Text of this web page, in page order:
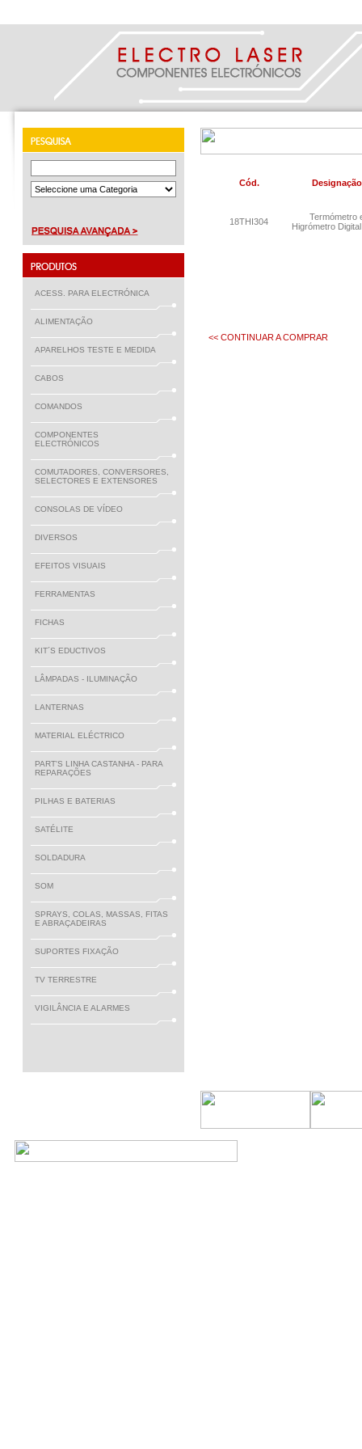
ACESS. PARA ELECTRÓNICA
ALIMENTAÇÃO
APARELHOS TESTE E MEDIDA
CABOS
COMANDOS
COMPONENTES
ELECTRÓNICOS
COMUTADORES, CONVERSORES,
SELECTORES E EXTENSORES
CONSOLAS DE VÍDEO
DIVERSOS
EFEITOS VISUAIS
FERRAMENTAS
FICHAS
KIT´S EDUCTIVOS
LÂMPADAS - ILUMINAÇÃO
LANTERNAS
MATERIAL ELÉCTRICO
PART'S LINHA CASTANHA - PARA
REPARAÇÕES
PILHAS E BATERIAS
SATÉLITE
SOLDADURA
SOM
SPRAYS, COLAS, MASSAS, FITAS
E ABRAÇADEIRAS
SUPORTES FIXAÇÃO
TV TERRESTRE
VIGILÂNCIA E ALARMES
Cód. Designação
18THI304
Termómetro
Higrómetro
<< CONTINUAR A COMPRAR